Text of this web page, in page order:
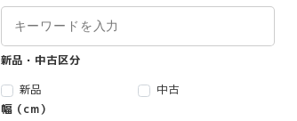
新品・中古区分
新品
中古
幅（cm）